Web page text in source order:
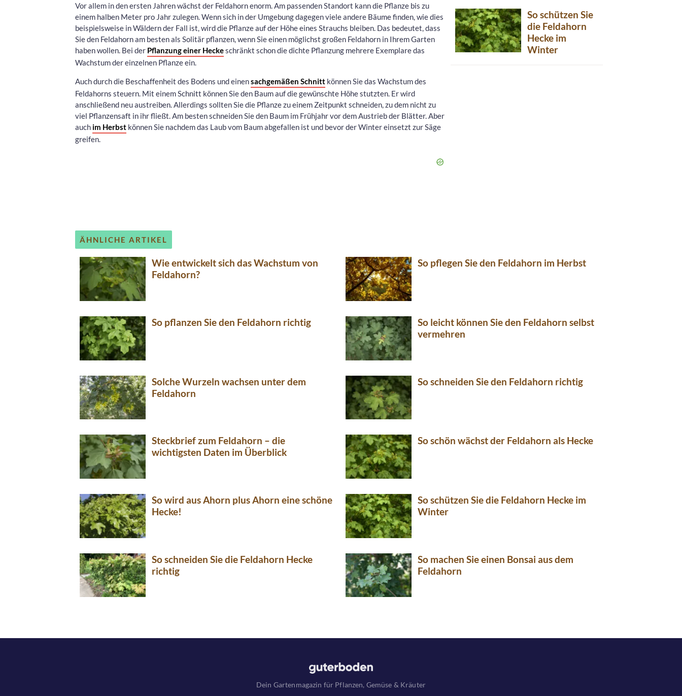
Vor allem in den ersten Jahren wächst der Feldahorn enorm. Am passenden Standort kann die Pflanze bis zu
einem halben Meter pro Jahr zulegen. Wenn sich in der Umgebung dagegen viele andere Bäume finden, wie dies
beispielsweise in Wäldern der Fall ist, wird die Pflanze auf der Höhe eines Strauchs bleiben. Das bedeutet, dass
Sie den Feldahorn am besten als Solitär pflanzen, wenn Sie einen möglichst großen Feldahorn in Ihrem Garten
haben wollen. Bei der Pflanzung einer Heckeschränkt schon die dichte Pflanzung mehrere Exemplare das
Wachstum der einzelnen Pflanze ein.
Auch durch die Beschaffenheit des Bodens und einensachgemäßen Schnitt können Sie das Wachstum des
Feldahorns steuern. Mit einem Schnitt können Sie den Baum auf die gewünschte Höhe stutzten. Er wird
anschließend neu austreiben. Allerdings sollten Sie die Pflanze zu einem Zeitpunkt schneiden, zu dem nicht zu
viel Pflanzensaft in ihr fließt. Am besten schneiden Sie den Baum im Frühjahr vor dem Austrieb der Blätter. Aber
auch im Herbst können Sie nachdem das Laub vom Baum abgefallen ist und bevor der Winter einsetzt zur Säge
greifen.
So schützen Sie
die Feldahorn
Hecke im
Winter
ÄHNLICHE ARTIKEL
Wie entwickelt sich das Wachstum von
Feldahorn?
So pflegen Sie den Feldahorn im Herbst
So pflanzen Sie den Feldahorn richtig
So leicht können Sie den Feldahorn selbst
vermehren
Solche Wurzeln wachsen unter dem
Feldahorn
So schneiden Sie den Feldahorn richtig
Steckbrief zum Feldahorn – die
wichtigsten Daten im Überblick
So schön wächst der Feldahorn als Hecke
So wird aus Ahorn plus Ahorn eine schöne
Hecke!
So schützen Sie die Feldahorn Hecke im
Winter
So schneiden Sie die Feldahorn Hecke
richtig
So machen Sie einen Bonsai aus dem
Feldahorn
Dein Gartenmagazin für Pflanzen, Gemüse & Kräuter